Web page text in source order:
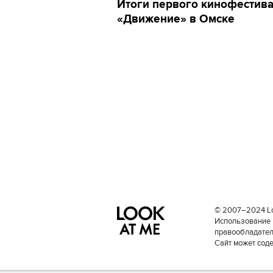
Итоги первого
«Движение» в Омске
© 2007–2024
Использование
Сайт может